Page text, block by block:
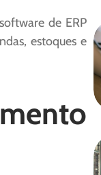
de ERP
estoques e